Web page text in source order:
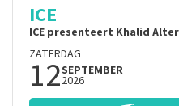
ICE
ICE presenteert Khalid
ZATERDAG
12SEPTEMBER
2026